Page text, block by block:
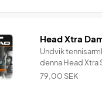
Head Xtra
Undvik
denna Head Xtra
Info
79,00 SEK